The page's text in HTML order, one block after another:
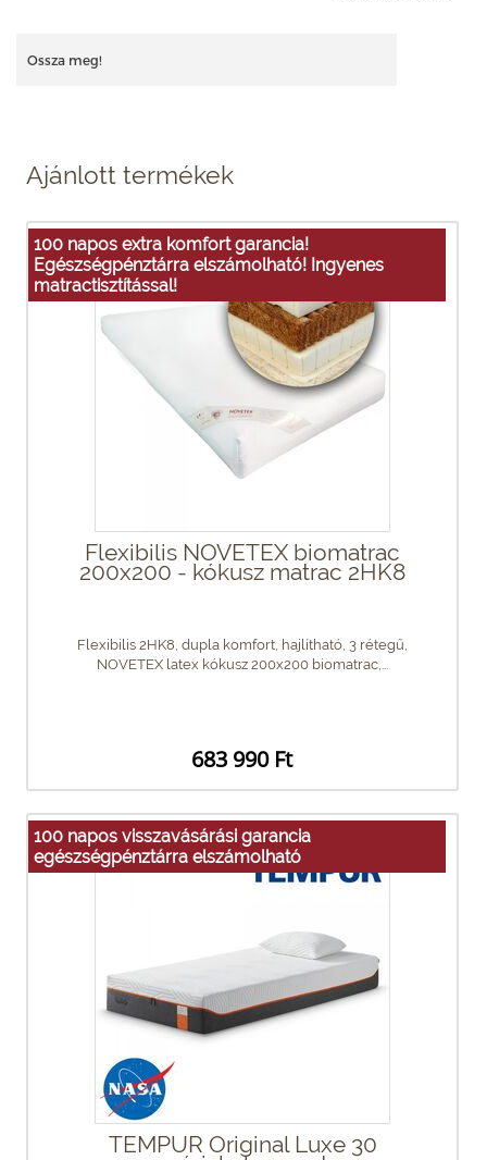
Ossza meg!
Ajánlott termékek
100 napos extra komfort garancia!
Egészségpénztárra elszámolható! Ingyenes
matractisztítással!
Flexibilis NOVETEX biomatrac
200x200 - kókusz matrac 2HK8
Flexibilis 2HK8, dupla komfort, hajlítható, 3 rétegű,
NOVETEX latex kókusz 200x200 biomatrac,...
683 990 Ft
100 napos visszavásárási garancia
egészségpénztárra elszámolható
TEMPUR Original Luxe 30